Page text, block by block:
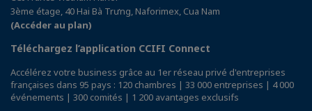
3ème étage, 40 Hai Bà Trưng, Naforimex, Cua Nam
(Accéder au plan)
Téléchargez l’application CCIFI Connect
Accélérez votre business grâce au 1er réseau privé d'entreprises
françaises dans 95 pays : 120 chambres | 33 000 entreprises | 4 000
événements | 300 comités | 1 200 avantages exclusifs